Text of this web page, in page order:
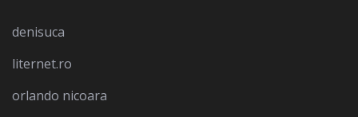
denisuca
liternet.ro
orlando nicoara